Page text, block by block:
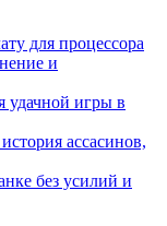
для процессора
и
удачной игры в
ассасинов,
без усилий и